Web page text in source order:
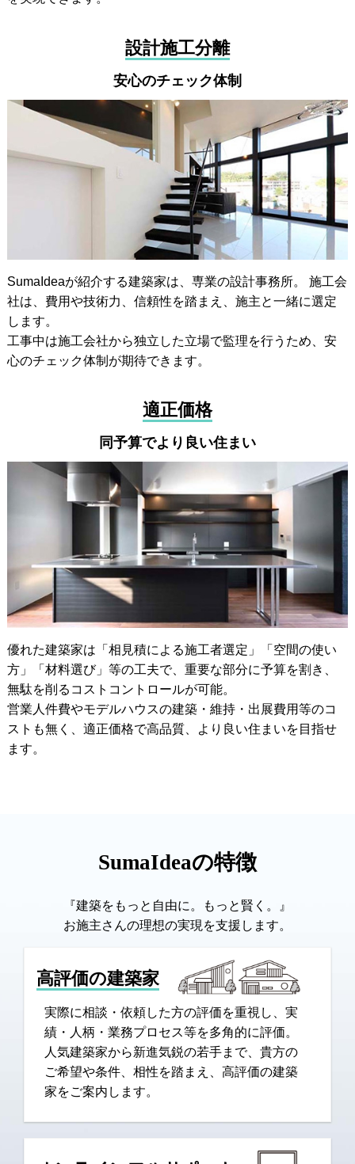
設計施工分離
安心のチェック体制
SumaIdeaが紹介する建築家は、専業の設計事務所。 施工会
社は、費用や技術力、信頼性を踏まえ、施主と一緒に選定
します。
工事中は施工会社から独立した立場で監理を行うため、安
心のチェック体制が期待できます。
適正価格
同予算でより良い住まい
優れた建築家は「相見積による施工者選定」「空間の使い
方」「材料選び」等の工夫で、重要な部分に予算を割き、
無駄を削るコストコントロールが可能。
営業人件費やモデルハウスの建築・維持・出展費用等のコ
ストも無く、適正価格で高品質、より良い住まいを目指せ
ます。
SumaIdeaの特徴
『建築をもっと自由に。もっと賢く。』
お施主さんの理想の実現を支援します。
高評価の建築家
実際に相談・依頼した方の評価を重視し、実
績・人柄・業務プロセス等を多角的に評価。
人気建築家から新進気鋭の若手まで、貴方の
ご希望や条件、相性を踏まえ、高評価の建築
家をご案内します。